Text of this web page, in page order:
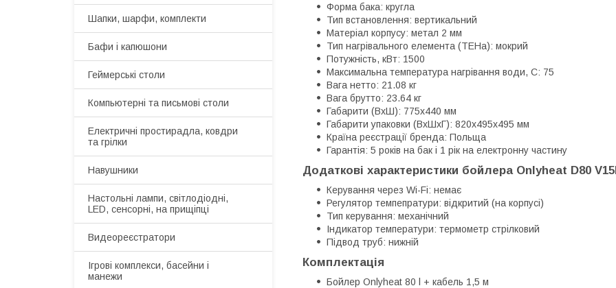
Форма бака: кругла
Тип встановлення: вертикальний
Матеріал корпусу: метал 2 мм
Тип нагрівального елемента (ТЕНа): мокрий
Потужність, кВт: 1500
Максимальна температура нагрівання води, С: 75
Вага нетто: 21.08 кг
Вага брутто: 23.64 кг
Габарити (ВхШ): 775х440 мм
Габарити упаковки (ВхШхГ): 820х495х495 мм
Країна реєстрації бренда: Польща
Гарантія: 5 років на бак і 1 рік на електронну частину
Додаткові характеристики бойлера Onlyheat D80
Керування через Wi-Fi: немає
Регулятор темпепратури: відкритий (на корпусі)
Тип керування: механічний
Індикатор температури: термометр стрілковий
Підвод труб: нижній
Комплектація
Бойлер Onlyheat 80 l + кабель 1,5 м
Шапки, шарфи, комплекти
Бафи і капюшони
Геймерські столи
Компьютерні та письмові столи
Електричні простирадла, ковдри
та грілки
Навушники
Настольні лампи, світлодіодні,
LED, сенсорні, на прищіпці
Видеореєстратори
Ігрові комплекси, басейни і
манежи